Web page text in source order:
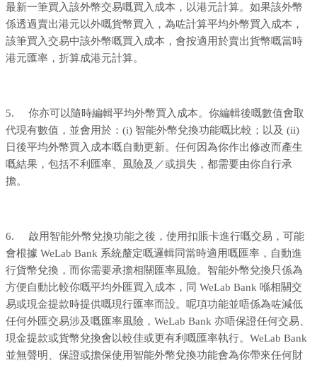
最新一筆買入該外幣交易嘅買入成本，以港元計算。如果該外幣
係透過賣出港元以外嘅貨幣買入，為咗計算平均外幣買入成本，
該筆買入交易中該外幣嘅買入成本，會按適用於賣出貨幣嘅當時
港元匯率，折算成港元計算。
5. 你亦可以隨時編輯平均外幣買入成本。你編輯後嘅數值會取
代現有數值，並會用於：(i) 智能外幣兌換功能嘅比較；以及 (ii)
日後平均外幣買入成本嘅自動更新。任何因為你作出修改而產生
嘅結果，包括不利匯率、風險及／或損失，都需要由你自行承
擔。
6. 啟用智能外幣兌換功能之後，使用扣賬卡進行嘅交易，可能
會根據 WeLab Bank 系統釐定嘅邏輯同當時適用嘅匯率，自動進
行貨幣兌換，而你需要承擔相關匯率風險。智能外幣兌換只係為
方便自動比較你嘅平均外匯買入成本，同 WeLab Bank 喺相關交
易或現金提款時提供嘅現行匯率而設。呢項功能並唔係為咗減低
任何外匯交易涉及嘅匯率風險，WeLab Bank 亦唔保證任何交易、
現金提款或貨幣兌換會以較佳或更有利嘅匯率執行。WeLab Bank
並無聲明、保證或擔保使用智能外幣兌換功能會為你帶來任何財